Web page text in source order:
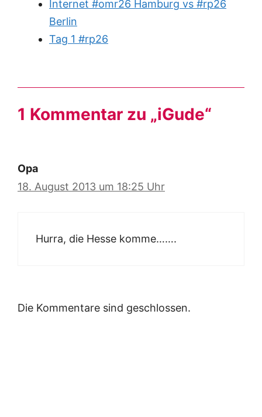
Internet #omr26 Hamburg vs #rp26
Berlin
Tag 1 #rp26
1 Kommentar zu „iGude“
Opa
18. August 2013 um 18:25 Uhr
Hurra, die Hesse komme…….
Die Kommentare sind geschlossen.